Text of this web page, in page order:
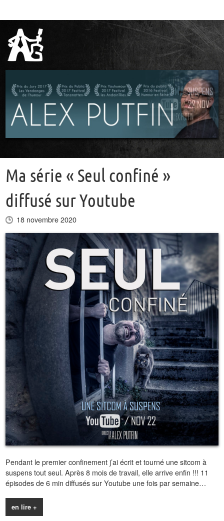
Ma série « Seul confiné »
diffusé sur Youtube
18 novembre 2020
Pendant le premier confinement j’ai écrit et tourné une sitcom à
suspens tout seul. Après 8 mois de travail, elle arrive enfin !!! 11
épisodes de 6 min diffusés sur Youtube une fois par semaine…
en lire +